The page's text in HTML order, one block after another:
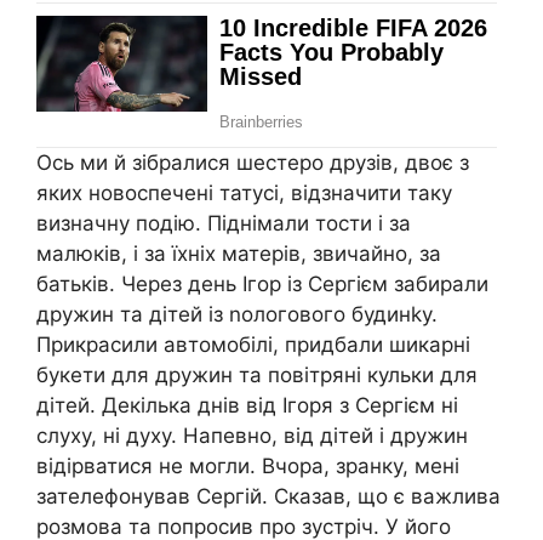
Ось ми й зібралися шестеро друзів, двоє з
яких новоспечені татусі, відзначити таку
визначну подію. Піднімали тости і за
малюків, і за їхніх матерів, звичайно, за
батьків. Через день Ігор із Сергієм забирали
дружин та дітей із nологового будинkу.
Прикрасили автомобілі, придбали шикарні
букети для дружин та повітряні кульки для
дітей. Декілька днів від Ігоря з Сергієм ні
слуху, ні духу. Напевно, від дітей і дружин
відірватися не могли. Вчора, зранку, мені
зателефонував Сергій. Сказав, що є важлива
розмова та попросив про зустріч. У його